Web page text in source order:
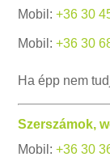
Mobil:+36 30
Mobil:+36 30
Ha épp nem
Szerszámok,
Mobil:+36 30